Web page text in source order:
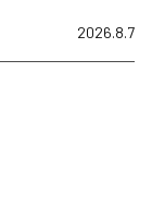
2026.8.7